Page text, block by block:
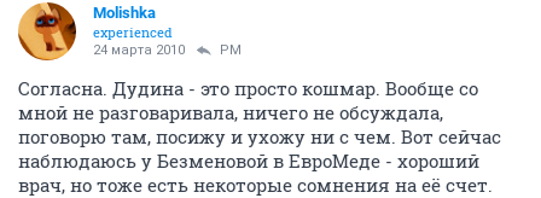
Molishka
experienced
24 марта 2010 PM
Согласна. Дудина - это просто кошмар. Вообще со
мной не разговаривала, ничего не обсуждала,
поговорю там, посижу и ухожу ни с чем. Вот сейчас
наблюдаюсь у Безменовой в ЕвроМеде - хороший
врач, но тоже есть некоторые сомнения на её счет.